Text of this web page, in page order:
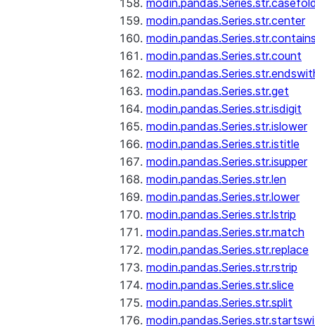
modin.pandas.Series.str.center
modin.pandas.Series.str.count
modin.pandas.Series.str.get
modin.pandas.Series.str.isdigit
modin.pandas.Series.str.islower
modin.pandas.Series.str.istitle
modin.pandas.Series.str.isupper
modin.pandas.Series.str.len
modin.pandas.Series.str.lower
modin.pandas.Series.str.lstrip
modin.pandas.Series.str.match
modin.pandas.Series.str.replace
modin.pandas.Series.str.rstrip
modin.pandas.Series.str.slice
modin.pandas.Series.str.split